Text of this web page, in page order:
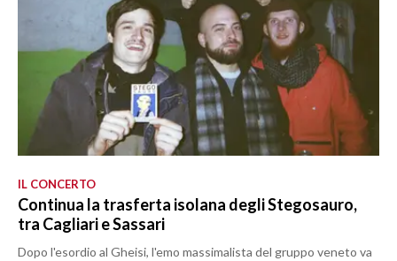
IL CONCERTO
Continua la trasferta isolana degli Stegosauro,
tra Cagliari e Sassari
Dopo l'esordio al Gheisi, l'emo massimalista del gruppo veneto va